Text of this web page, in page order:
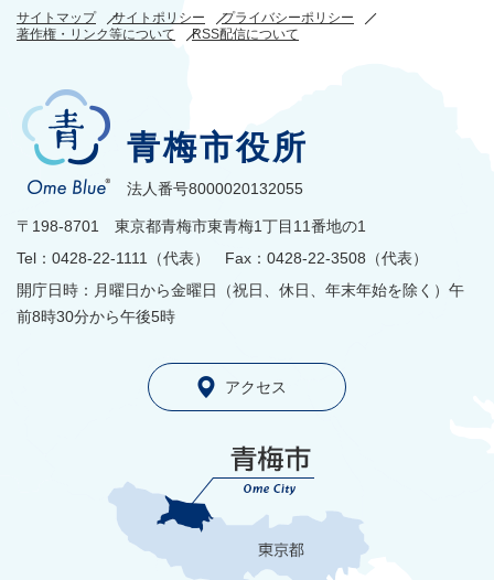
サイトマップ サイトポリシー
プライバシーポリシー
著作権・リンク等について
RSS配信について
青梅市役所
法人番号8000020132055
〒198-8701 東京都青梅市東青梅1丁目11番地の1
Tel：0428-22-1111（代表） Fax：0428-22-3508（代表）
開庁日時：月曜日から金曜日（祝日、休日、年末年始を除く）午
前8時30分から午後5時
アクセス